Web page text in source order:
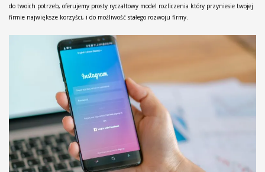
do twoich potrzeb, oferujemy prosty ryczałtowy model rozliczenia który przyniesie twojej
firmie największe korzyści, i do możliwość stałego rozwoju firmy.